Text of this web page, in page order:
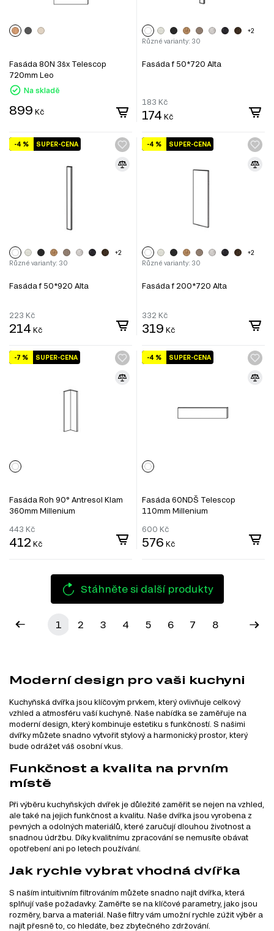
Fasáda 80N 3šx Telescop
720mm Leo
Na skladě
899 Kč
+2
Různé varianty: 30
Fasáda f 50*720 Alta
183 Kč
174 Kč
SUPER-CENA
-4 %
+2
Různé varianty: 30
Fasáda f 50*920 Alta
223 Kč
214 Kč
SUPER-CENA
-4 %
+2
Různé varianty: 30
Fasáda f 200*720 Alta
332 Kč
319 Kč
SUPER-CENA
-7 %
Fasáda Roh 90° Antresol Klam
360mm Millenium
443 Kč
412 Kč
SUPER-CENA
-4 %
Fasáda 60NDŠ Telescop
110mm Millenium
600 Kč
576 Kč
Stáhněte si další produkty
1 2 3 4 5 6 7 8
Moderní design pro vaši kuchyni
Kuchyňská dvířka jsou klíčovým prvkem, který ovlivňuje celkový
vzhled a atmosféru vaší kuchyně. Naše nabídka se zaměřuje na
moderní design, který kombinuje estetiku s funkčností. S našimi
dvířky můžete snadno vytvořit stylový a harmonický prostor, který
bude odrážet váš osobní vkus.
Funkčnost a kvalita na prvním
místě
Při výběru kuchyňských dvířek je důležité zaměřit se nejen na vzhled,
ale také na jejich funkčnost a kvalitu. Naše dvířka jsou vyrobena z
pevných a odolných materiálů, které zaručují dlouhou životnost a
snadnou údržbu. Díky kvalitnímu zpracování se nemusíte obávat
opotřebení ani po letech používání.
Jak rychle vybrat vhodná dvířka
S naším intuitivním filtrováním můžete snadno najít dvířka, která
splňují vaše požadavky. Zaměřte se na klíčové parametry, jako jsou
rozměry, barva a materiál. Naše filtry vám umožní rychle zúžit výběr a
najít přesně to, co hledáte, bez zbytečného zdržování.